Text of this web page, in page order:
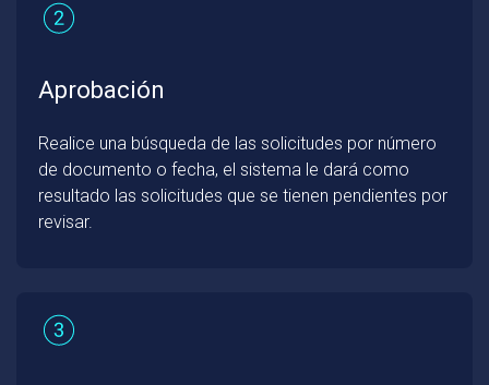
Aprobación
Realice una búsqueda de las solicitudes por número
de documento o fecha, el sistema le dará como
resultado las solicitudes que se tienen pendientes por
revisar.